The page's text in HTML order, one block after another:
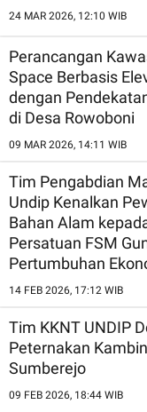
24 MAR 2026, 12:10 WIB
Perancangan
Space Berbasis
dengan
di Desa Rowoboni
09 MAR 2026, 14:11 WIB
Tim Pengabdian
Undip Kenalkan
Bahan Alam
Persatuan FSM
Pertumbuhan
14 FEB 2026, 17:12 WIB
Tim KKNT UNDIP
Peternakan
Sumberejo
09 FEB 2026, 18:44 WIB